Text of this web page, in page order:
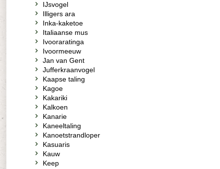
IJsvogel
Illigers ara
Inka-kaketoe
Italiaanse mus
Ivooraratinga
Ivoormeeuw
Jan van Gent
Jufferkraanvogel
Kaapse taling
Kagoe
Kakariki
Kalkoen
Kanarie
Kaneeltaling
Kanoetstrandloper
Kasuaris
Kauw
Keep